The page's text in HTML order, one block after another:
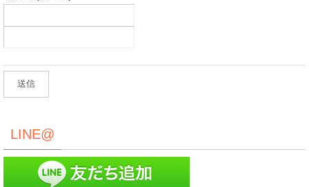
LINE@